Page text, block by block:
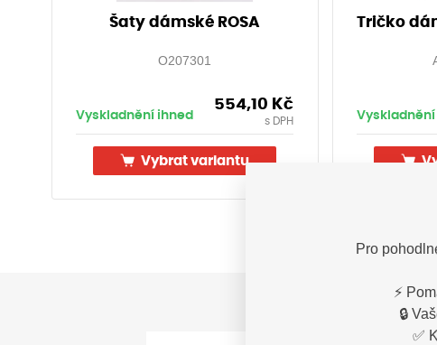
Šaty dámské ROSA
O207301
Vyskladnění ihned
554,10 Kč
s DPH
Vybrat variantu
Tričko
Pro
⚡
🔒
✅